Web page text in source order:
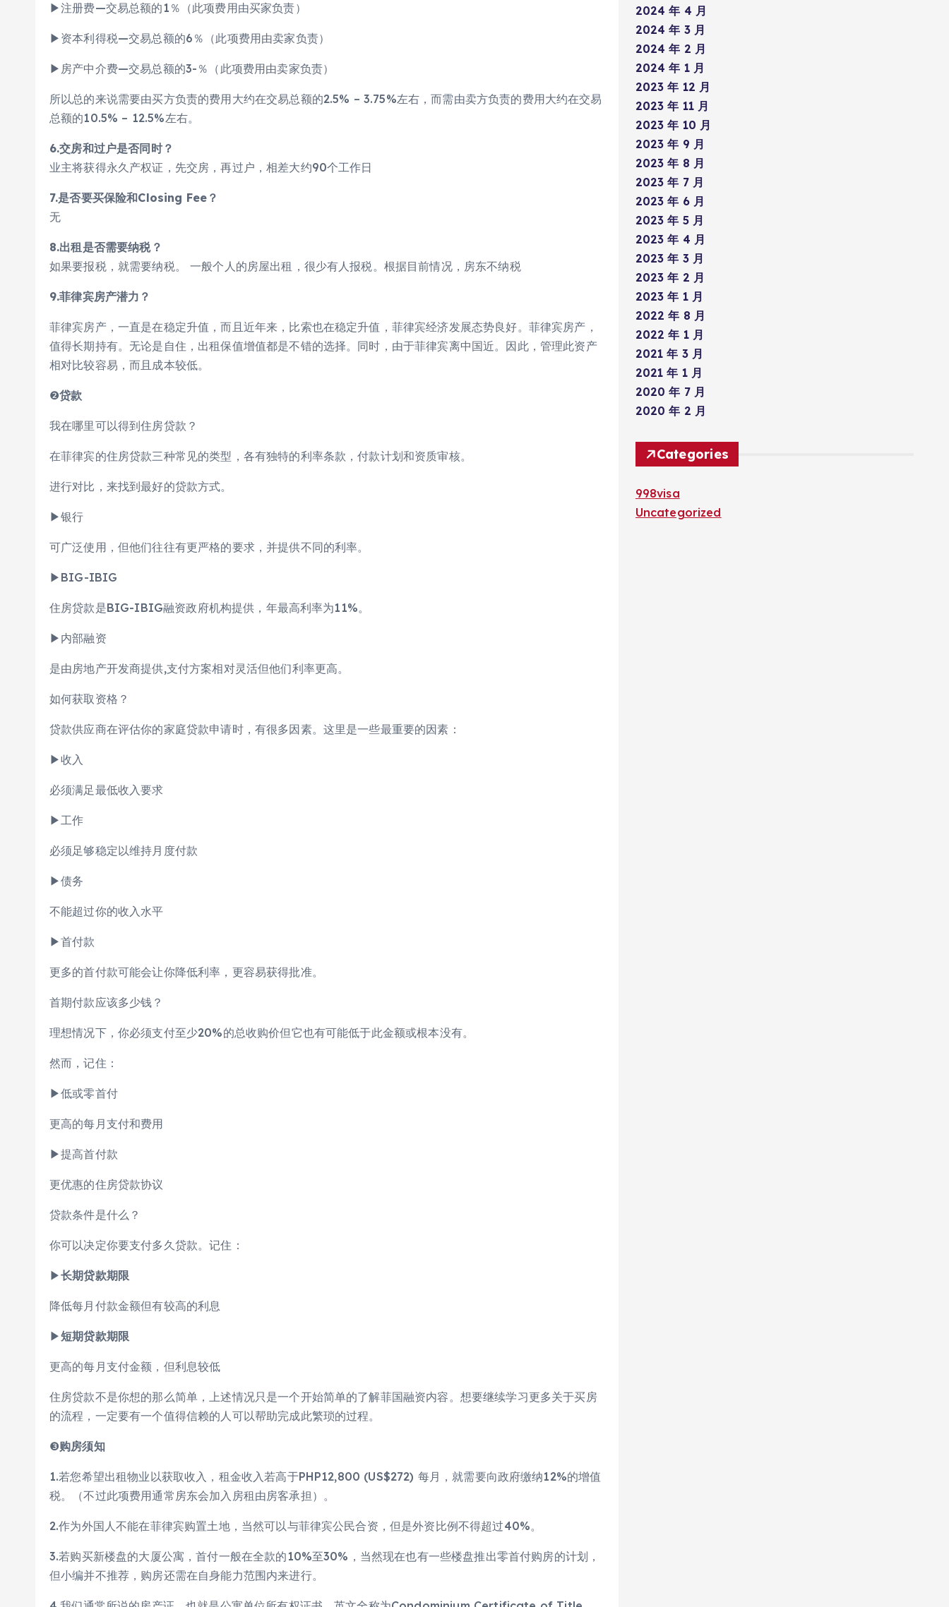
▶注册费—交易总额的1％（此项费用由买家负责）
▶资本利得税—交易总额的6％（此项费用由卖家负责）
▶房产中介费—交易总额的3-％（此项费用由卖家负责）
所以总的来说需要由买方负责的费用大约在交易总额的2.5% – 3.75%左右，而需由卖方负责的费用大约在交易
总额的10.5% – 12.5%左右。
6.交房和过户是否同时？
业主将获得永久产权证，先交房，再过户，相差大约90个工作日
7.是否要买保险和Closing Fee？
无
8.出租是否需要纳税？
如果要报税，就需要纳税。 一般个人的房屋出租，很少有人报税。根据目前情况，房东不纳税
9.菲律宾房产潜力？
菲律宾房产，一直是在稳定升值，而且近年来，比索也在稳定升值，菲律宾经济发展态势良好。菲律宾房产，
值得长期持有。无论是自住，出租保值增值都是不错的选择。同时，由于菲律宾离中国近。因此，管理此资产
相对比较容易，而且成本较低。
❷贷款
我在哪里可以得到住房贷款？
在菲律宾的住房贷款三种常见的类型，各有独特的利率条款，付款计划和资质审核。
进行对比，来找到最好的贷款方式。
▶银行
可广泛使用，但他们往往有更严格的要求，并提供不同的利率。
▶BIG-IBIG
住房贷款是BIG-IBIG融资政府机构提供，年最高利率为11%。
▶内部融资
是由房地产开发商提供,支付方案相对灵活但他们利率更高。
如何获取资格？
贷款供应商在评估你的家庭贷款申请时，有很多因素。这里是一些最重要的因素：
▶收入
必须满足最低收入要求
▶工作
必须足够稳定以维持月度付款
▶债务
不能超过你的收入水平
▶首付款
更多的首付款可能会让你降低利率，更容易获得批准。
首期付款应该多少钱？
理想情况下，你必须支付至少20%的总收购价但它也有可能低于此金额或根本没有。
然而，记住：
▶低或零首付
更高的每月支付和费用
▶提高首付款
更优惠的住房贷款协议
贷款条件是什么？
你可以决定你要支付多久贷款。记住：
▶长期贷款期限
降低每月付款金额但有较高的利息
▶短期贷款期限
更高的每月支付金额，但利息较低
住房贷款不是你想的那么简单，上述情况只是一个开始简单的了解菲国融资内容。想要继续学习更多关于买房
的流程，一定要有一个值得信赖的人可以帮助完成此繁琐的过程。
❸购房须知
1.若您希望出租物业以获取收入，租金收入若高于PHP12,800 (US$272) 每月，就需要向政府缴纳12%的增值
税。（不过此项费用通常房东会加入房租由房客承担）。
2.作为外国人不能在菲律宾购置土地，当然可以与菲律宾公民合资，但是外资比例不得超过40%。
3.若购买新楼盘的大厦公寓，首付一般在全款的10%至30%，当然现在也有一些楼盘推出零首付购房的计划，
但小编并不推荐，购房还需在自身能力范围内来进行。
2024 年 4 月
2024 年 3 月
2024 年 2 月
2024 年 1 月
2023 年 12 月
2023 年 11 月
2023 年 10 月
2023 年 9 月
2023 年 8 月
2023 年 7 月
2023 年 6 月
2023 年 5 月
2023 年 4 月
2023 年 3 月
2023 年 2 月
2023 年 1 月
2022 年 8 月
2022 年 1 月
2021 年 3 月
2021 年 1 月
2020 年 7 月
2020 年 2 月
Categories
998visa
Uncategorized